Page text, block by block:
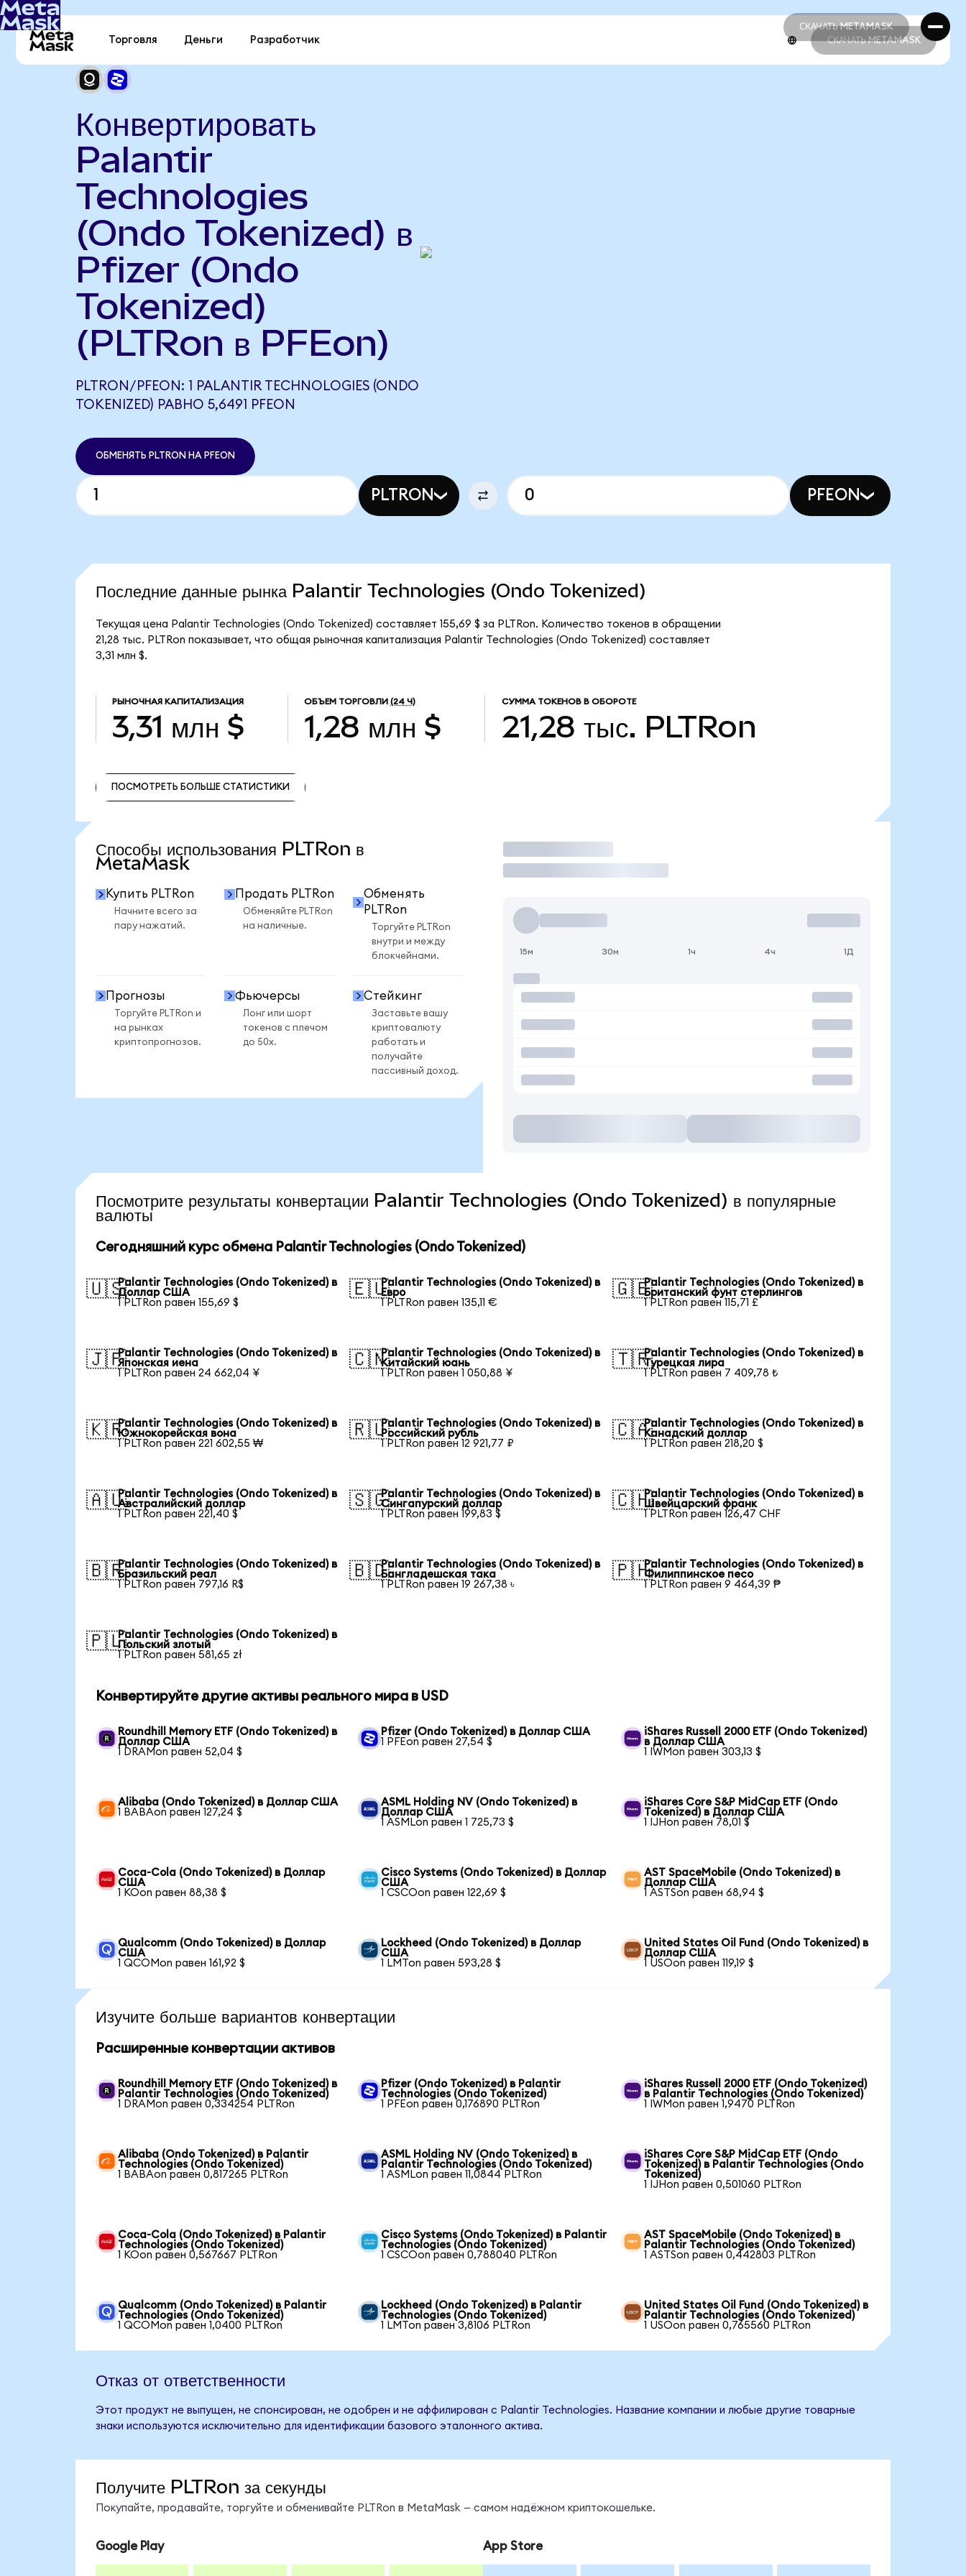
СКАЧАТЬ METAMASK
СКАЧАТЬ METAMASK
Торговля Деньги Разработчик СКАЧАТЬ METAMASK
Конвертировать
Palantir
Technologies
(Ondo Tokenized) в
Pfizer (Ondo
Tokenized)
(PLTRon в PFEon)
PLTRON/PFEON: 1 PALANTIR TECHNOLOGIES (ONDO
TOKENIZED) РАВНО 5,6491 PFEON
ОБМЕНЯТЬ PLTRON НА PFEON
PLTRON PFEON
Последние данные рынка Palantir Technologies (Ondo Tokenized)
Текущая цена Palantir Technologies (Ondo Tokenized) составляет 155,69 $ за PLTRon. Количество токенов в обращении
21,28 тыс. PLTRon показывает, что общая рыночная капитализация Palantir Technologies (Ondo Tokenized) составляет
3,31 млн $.
РЫНОЧНАЯ КАПИТАЛИЗАЦИЯ
3,31 млн $
ОБЪЕМ ТОРГОВЛИ (24 Ч)
1,28 млн $
СУММА ТОКЕНОВ В ОБОРОТЕ
21,28 тыс. PLTRon
ПОСМОТРЕТЬ БОЛЬШЕ СТАТИСТИКИ
Способы использования PLTRon в
MetaMask
Купить PLTRon
Начните всего за
пару нажатий.
Продать PLTRon
Обменяйте PLTRon
на наличные.
Обменять
PLTRon
Торгуйте PLTRon
внутри и между
блокчейнами.
Прогнозы
Торгуйте PLTRon и
на рынках
криптопрогнозов.
Фьючерсы
Лонг или шорт
токенов с плечом
до 50x.
Стейкинг
Заставьте вашу
криптовалюту
работать и
получайте
пассивный доход.
Торговать
15м 30м 1ч 4ч 1Д
Посмотрите результаты конвертации Palantir Technologies (Ondo Tokenized) в популярные
валюты
Сегодняшний курс обмена Palantir Technologies (Ondo Tokenized)
🇺🇸Palantir Technologies (Ondo Tokenized) в
Доллар США
1 PLTRon равен 155,69 $
🇪🇺Palantir Technologies (Ondo Tokenized) в
Евро
1 PLTRon равен 135,11 €
🇬🇧Palantir Technologies (Ondo Tokenized) в
Британский фунт стерлингов
1 PLTRon равен 115,71 £
🇯🇵Palantir Technologies (Ondo Tokenized) в
Японская иена
1 PLTRon равен 24 662,04 ¥
🇨🇳Palantir Technologies (Ondo Tokenized) в
Китайский юань
1 PLTRon равен 1 050,88 ¥
🇹🇷Palantir Technologies (Ondo Tokenized) в
Турецкая лира
1 PLTRon равен 7 409,78 ₺
🇰🇷Palantir Technologies (Ondo Tokenized) в
Южнокорейская вона
1 PLTRon равен 221 602,55 ₩
🇷🇺Palantir Technologies (Ondo Tokenized) в
Российский рубль
1 PLTRon равен 12 921,77 ₽
🇨🇦Palantir Technologies (Ondo Tokenized) в
Канадский доллар
1 PLTRon равен 218,20 $
🇦🇺Palantir Technologies (Ondo Tokenized) в
Австралийский доллар
1 PLTRon равен 221,40 $
🇸🇬Palantir Technologies (Ondo Tokenized) в
Сингапурский доллар
1 PLTRon равен 199,83 $
🇨🇭Palantir Technologies (Ondo Tokenized) в
Швейцарский франк
1 PLTRon равен 126,47 CHF
🇧🇷Palantir Technologies (Ondo Tokenized) в
Бразильский реал
1 PLTRon равен 797,16 R$
🇧🇩Palantir Technologies (Ondo Tokenized) в
Бангладешская така
1 PLTRon равен 19 267,38 ৳
🇵🇭Palantir Technologies (Ondo Tokenized) в
Филиппинское песо
1 PLTRon равен 9 464,39 ₱
🇵🇱Palantir Technologies (Ondo Tokenized) в
Польский злотый
1 PLTRon равен 581,65 zł
Конвертируйте другие активы реального мира в USD
Roundhill Memory ETF (Ondo Tokenized) в
Доллар США
1 DRAMon равен 52,04 $
Pfizer (Ondo Tokenized) в Доллар США
1 PFEon равен 27,54 $
iShares Russell 2000 ETF (Ondo Tokenized)
в Доллар США
1 IWMon равен 303,13 $
Alibaba (Ondo Tokenized) в Доллар США
1 BABAon равен 127,24 $
ASML Holding NV (Ondo Tokenized) в
Доллар США
1 ASMLon равен 1 725,73 $
iShares Core S&P MidCap ETF (Ondo
Tokenized) в Доллар США
1 IJHon равен 78,01 $
Coca-Cola (Ondo Tokenized) в Доллар
США
1 KOon равен 88,38 $
Cisco Systems (Ondo Tokenized) в Доллар
США
1 CSCOon равен 122,69 $
AST SpaceMobile (Ondo Tokenized) в
Доллар США
1 ASTSon равен 68,94 $
Qualcomm (Ondo Tokenized) в Доллар
США
1 QCOMon равен 161,92 $
Lockheed (Ondo Tokenized) в Доллар
США
1 LMTon равен 593,28 $
United States Oil Fund (Ondo Tokenized) в
Доллар США
1 USOon равен 119,19 $
Изучите больше вариантов конвертации
Расширенные конвертации активов
Roundhill Memory ETF (Ondo Tokenized) в
Palantir Technologies (Ondo Tokenized)
1 DRAMon равен 0,334254 PLTRon
Pfizer (Ondo Tokenized) в Palantir
Technologies (Ondo Tokenized)
1 PFEon равен 0,176890 PLTRon
iShares Russell 2000 ETF (Ondo Tokenized)
в Palantir Technologies (Ondo Tokenized)
1 IWMon равен 1,9470 PLTRon
Alibaba (Ondo Tokenized) в Palantir
Technologies (Ondo Tokenized)
1 BABAon равен 0,817265 PLTRon
ASML Holding NV (Ondo Tokenized) в
Palantir Technologies (Ondo Tokenized)
1 ASMLon равен 11,0844 PLTRon
iShares Core S&P MidCap ETF (Ondo
Tokenized) в Palantir Technologies (Ondo
Tokenized)
1 IJHon равен 0,501060 PLTRon
Coca-Cola (Ondo Tokenized) в Palantir
Technologies (Ondo Tokenized)
1 KOon равен 0,567667 PLTRon
Cisco Systems (Ondo Tokenized) в Palantir
Technologies (Ondo Tokenized)
1 CSCOon равен 0,788040 PLTRon
AST SpaceMobile (Ondo Tokenized) в
Palantir Technologies (Ondo Tokenized)
1 ASTSon равен 0,442803 PLTRon
Qualcomm (Ondo Tokenized) в Palantir
Technologies (Ondo Tokenized)
1 QCOMon равен 1,0400 PLTRon
Lockheed (Ondo Tokenized) в Palantir
Technologies (Ondo Tokenized)
1 LMTon равен 3,8106 PLTRon
United States Oil Fund (Ondo Tokenized) в
Palantir Technologies (Ondo Tokenized)
1 USOon равен 0,765560 PLTRon
Отказ от ответственности
Этот продукт не выпущен, не спонсирован, не одобрен и не аффилирован с Palantir Technologies. Название компании и любые другие товарные
знаки используются исключительно для идентификации базового эталонного актива.
Получите PLTRon за секунды
Покупайте, продавайте, торгуйте и обменивайте PLTRon в MetaMask — самом надёжном криптокошельке.
Google Play App Store